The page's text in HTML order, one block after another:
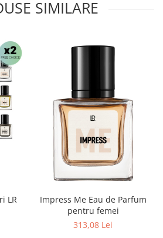
SIMILARE
LR
Impress Me Eau de Parfum
pentru femei
313,08 Lei